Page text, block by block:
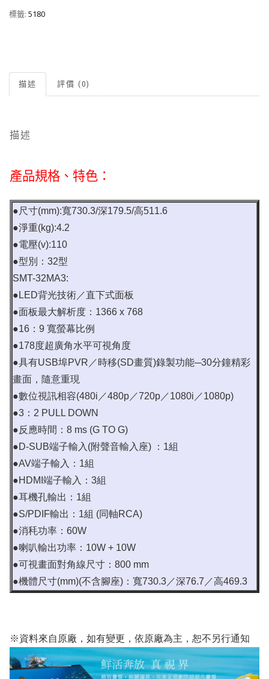
標籤: 5180
描述 評價 (0)
描述
產品規格、特色：
●尺寸(mm):寬730.3/深179.5/高511.6
●淨重(kg):4.2
●電壓(v):110
●型別：32型
SMT-32MA3:
●LED背光技術／直下式面板
●面板最大解析度：1366 x 768
●16：9 寬螢幕比例
●178度超廣角水平可視角度
●具有USB埠PVR／時移(SD畫質)錄製功能─30分鐘精彩
畫面，隨意重現
●數位視訊相容(480i／480p／720p／1080i／1080p)
●3：2 PULL DOWN
●反應時間：8 ms (G TO G)
●D-SUB端子輸入(附聲音輸入座) ：1組
●AV端子輸入：1組
●HDMI端子輸入：3組
●耳機孔輸出：1組
●S/PDIF輸出：1組 (同軸RCA)
●消秏功率：60W
●喇叭輸出功率：10W + 10W
●可視畫面對角線尺寸：800 mm
●機體尺寸(mm)(不含腳座)：寬730.3／深76.7／高469.3
※資料來自原廠，如有變更，依原廠為主，恕不另行通知